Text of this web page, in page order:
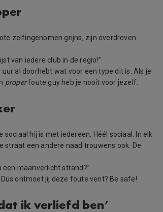
zelfingenomen grijns, zijn overdreven
van iedere club in de regio!”
al doorhebt wat voor een type dit is. Als je
properfoute guy heb je nooít voor jezelf.
sociaal hij is met iedereen. Héél sociaal. In elk
straat een andere naad trouwens ook. De
een maanverlicht strand?”
ontmoet jij deze foute vent? Be safe!
ik verliefd ben’